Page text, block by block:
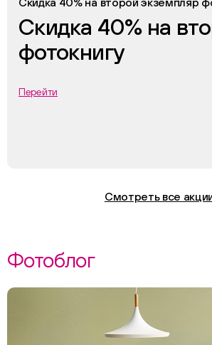
Скидка 40% на
фотокнигу
Перейти
Смотреть все
Фотоблог